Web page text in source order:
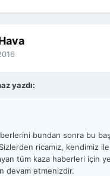
yazdı:
bundan sonra bu
ricamız, kendimiz ile
tüm kaza haberleri için
devam etmenizdir.